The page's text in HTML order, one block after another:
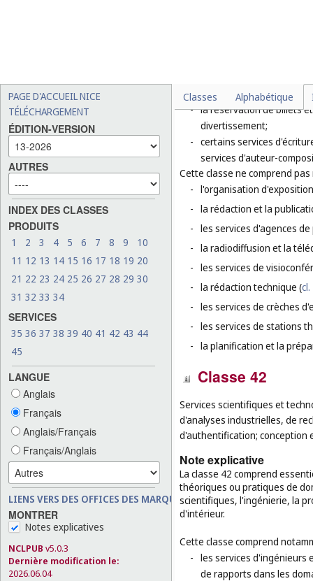
PAGE D'ACCUEIL NICE
TÉLÉCHARGEMENT
ÉDITION-VERSION
AUTRES
INDEX DES CLASSES
PRODUITS
1 2 3 4 5 6 7 8 9
10
11 12 13 14 15 16 17 18 19 20
21 22 23 24 25 26 27 28 29 30
31 32 33 34
SERVICES
35 36 37 38 39 40 41 42 43 44
45
LANGUE
Anglais
Français
Anglais/Français
Français/Anglais
LIENS VERS DES OFFICES DES MARQUES
MONTRER
Notes explicatives
NCLPUB v5.0.3
Dernière modification le:
2026.06.04
Classes Alphabétique
-
les services de jeux
- la réservation de billets
divertissement;
- certains services
services d'auteur-
Cette classe ne comprend
- l'organisation
- la rédaction et la
- les services d'agences de
- la radiodiffusion et la
- les services de
- la rédaction technique (
- les services de crèches
- les services de stations
- la planification et la
Classe 42
Services scientifiques et
d'analyses industrielles, de
d'authentification; conception
Note explicative
La classe 42 comprend
théoriques ou pratiques de
scientifiques, l'ingénierie, la
d'intérieur.
Cette classe comprend
- les services d'ingénieurs
de rapports dans les